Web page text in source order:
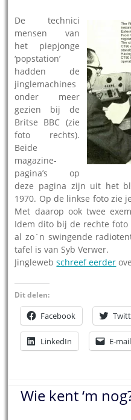
De technici
mensen van
het piepjonge
‘popstation’
hadden de
jinglemachines
onder meer
gezien bij de
Britse BBC (zie
foto rechts).
Beide
magazine-
pagina’s op
deze pagina zijn uit het
1970. Op de linkse foto zie
Met daarop ook twee
Idem dito bij de rechte foto
al zo´n swingende
tafel is van Syb Verwer.
Jinglewebschreef eerder
Dit delen:
Facebook
LinkedIn E-mail
Wie kent ‘m